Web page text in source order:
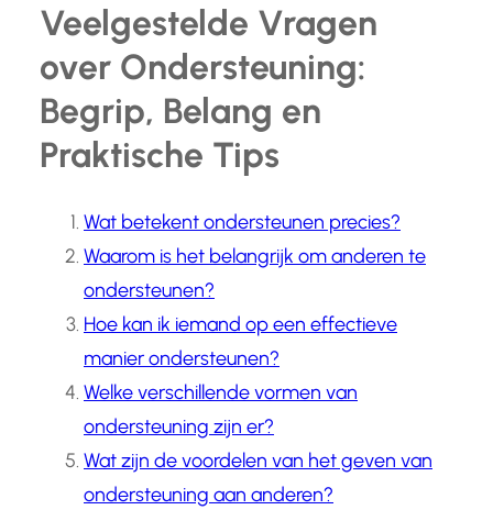
Veelgestelde Vragen
over Ondersteuning:
Begrip, Belang en
Praktische Tips
Wat betekent ondersteunen precies?
Waarom is het belangrijk om anderen te
ondersteunen?
Hoe kan ik iemand op een effectieve
manier ondersteunen?
Welke verschillende vormen van
ondersteuning zijn er?
Wat zijn de voordelen van het geven van
ondersteuning aan anderen?